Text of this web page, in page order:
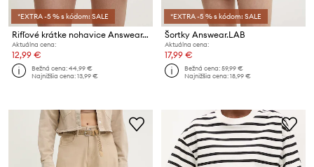
*EXTRA -5 % s kódom: SALE
Rifľové krátke nohavice Answear.LAB
Aktuálna cena:
12,99 €
Bežná cena:44,99 €
Najnižšia cena:13,99 €
*EXTRA -5 % s kódom: SALE
Šortky Answear.LAB
Aktuálna cena:
17,99 €
Bežná cena:59,99 €
Najnižšia cena:18,99 €